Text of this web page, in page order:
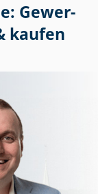
Ge­wer­
kaufen